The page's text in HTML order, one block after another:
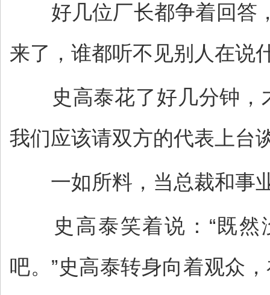
好几位厂长都争着回答，
来了，谁都听不见别人在说
史高泰花了好几分钟，才
我们应该请双方的代表上台
一如所料，当总裁和事业
史高泰笑着说：“既然
吧。”史高泰转身向着观众